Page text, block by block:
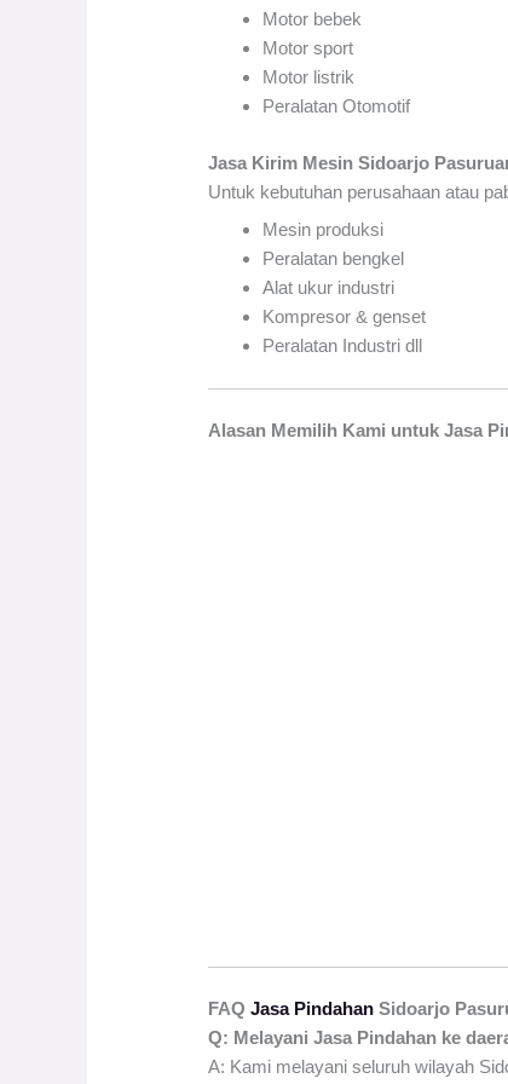
Motor bebek
Motor sport
Motor listrik
Peralatan Otomotif
Jasa Kirim Mesin Sidoarjo
Untuk kebutuhan perusahaan atau
Mesin produksi
Peralatan bengkel
Alat ukur industri
Kompresor & genset
Peralatan Industri dll
Alasan Memilih Kami untuk Jasa
FAQJasa Pindahan Sidoarjo
Q: Melayani Jasa Pindahan ke
A: Kami melayani seluruh wilayah